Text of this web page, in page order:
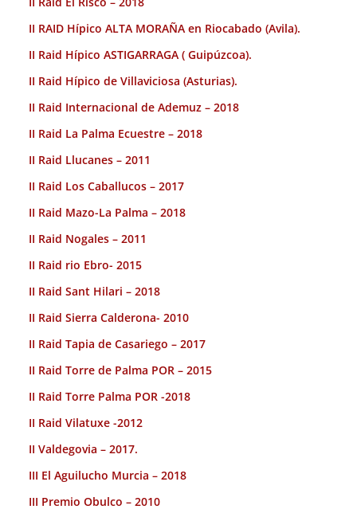
II RAID Hípico ALTA MORAÑA en Riocabado (Avila).
II Raid Hípico ASTIGARRAGA ( Guipúzcoa).
II Raid Hípico de Villaviciosa (Asturias).
II Raid Internacional de Ademuz – 2018
II Raid La Palma Ecuestre – 2018
II Raid Llucanes – 2011
II Raid Los Caballucos – 2017
II Raid Mazo-La Palma – 2018
II Raid Nogales – 2011
II Raid rio Ebro- 2015
II Raid Sant Hilari – 2018
II Raid Sierra Calderona- 2010
II Raid Tapia de Casariego – 2017
II Raid Torre de Palma POR – 2015
II Raid Torre Palma POR -2018
II Raid Vilatuxe -2012
II Valdegovia – 2017.
III El Aguilucho Murcia – 2018
III Premio Obulco – 2010